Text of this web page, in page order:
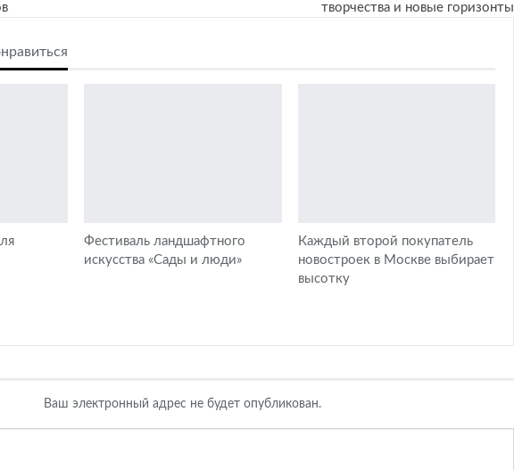
творчества и новые горизонты
Фестиваль ландшафтного
искусства «Сады и люди»
Каждый второй покупатель
новостроек в Москве выбирает
высотку
Ваш электронный адрес не будет опубликован.